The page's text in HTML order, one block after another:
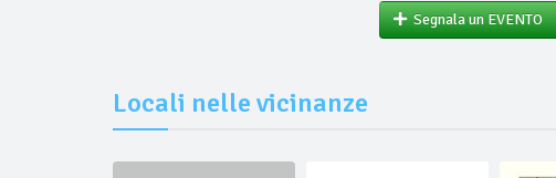
Segnala un EVENTO
Locali nelle vicinanze